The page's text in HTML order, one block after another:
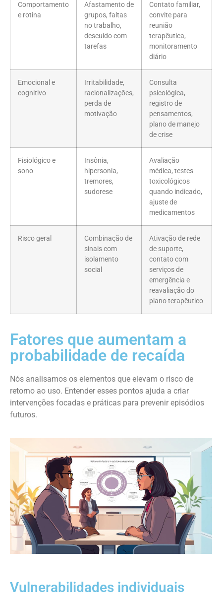
Comportamento
e rotina
Afastamento de
grupos, faltas
no trabalho,
descuido com
tarefas
Contato familiar,
convite para
reunião
terapêutica,
monitoramento
diário
Emocional e
cognitivo
Irritabilidade,
racionalizações,
perda de
motivação
Consulta
psicológica,
registro de
pensamentos,
plano de manejo
de crise
Fisiológico e
sono
Insônia,
hipersonia,
tremores,
sudorese
Avaliação
médica, testes
toxicológicos
quando indicado,
ajuste de
medicamentos
Risco geral
Combinação de
sinais com
isolamento
social
Ativação de rede
de suporte,
contato com
serviços de
emergência e
reavaliação do
plano terapêutico
Fatores que aumentam a
probabilidade de recaída
Nós analisamos os elementos que elevam o risco de
retorno ao uso. Entender esses pontos ajuda a criar
intervenções focadas e práticas para prevenir episódios
futuros.
Vulnerabilidades individuais